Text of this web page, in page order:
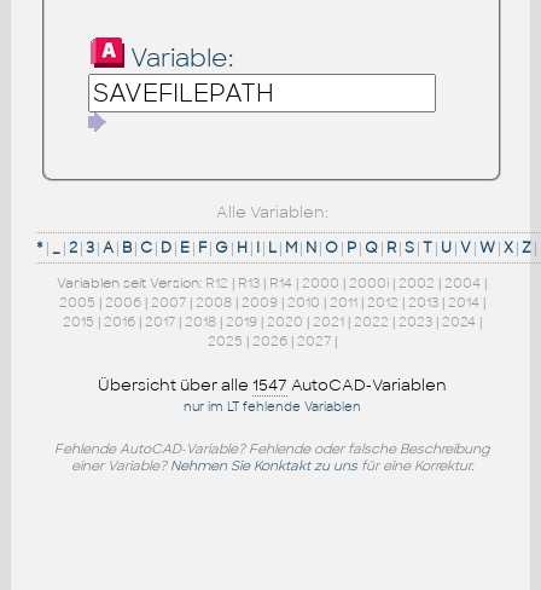
Variable:
Alle Variablen:
*| _|2|3|A| B|C| D| E| F|G| H| I| L| M| N|O| P|Q| R|S|T| U|V|W|X|Z|
Variablen seit Version: R12 | R13 | R14 | 2000 | 2000i | 2002 | 2004 |
2005 | 2006| 2007| 2008| 2009| 2010 | 2011| 2012 | 2013| 2014|
2015 | 2016| 2017| 2018| 2019| 2020 | 2021| 2022 | 2023| 2024|
2025 | 2026| 2027|
Übersicht über alle 1547 AutoCAD-Variablen
nur im LT fehlende Variablen
Fehlende AutoCAD-Variable? Fehlende oder falsche Beschreibung
einer Variable? Nehmen Sie Konktakt zu unsfür eine Korrektur.